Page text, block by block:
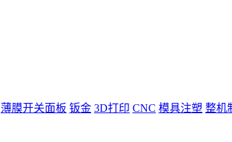
薄膜开关面板 钣金 3D打印 CNC 模具注塑 整机